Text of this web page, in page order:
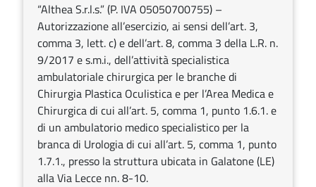
“Althea S.r.l.s.” (P. IVA 05050700755) –
Autorizzazione all’esercizio, ai sensi dell’art. 3,
comma 3, lett. c) e dell’art. 8, comma 3 della L.R. n.
9/2017 e s.m.i., dell’attività specialistica
ambulatoriale chirurgica per le branche di
Chirurgia Plastica Oculistica e per l’Area Medica e
Chirurgica di cui all’art. 5, comma 1, punto 1.6.1. e
di un ambulatorio medico specialistico per la
branca di Urologia di cui all’art. 5, comma 1, punto
1.7.1., presso la struttura ubicata in Galatone (LE)
alla Via Lecce nn. 8-10.